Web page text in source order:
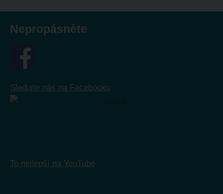
Nepropásněte
Sledujte nás na Facebooku
To nejlepší na YouTube